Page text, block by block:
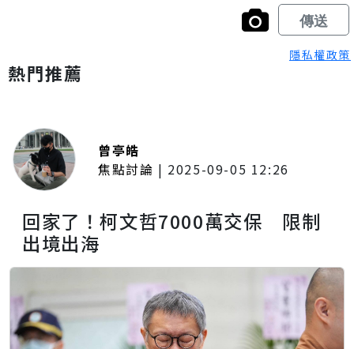
隱私權政策
熱門推薦
曾亭皓
焦點討論 | 2025-09-05 12:26
回家了！柯文哲7000萬交保 限制
出境出海